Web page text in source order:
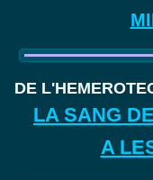
DE
LA SANG
A